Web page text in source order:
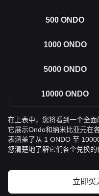
500 ONDO
1000 ONDO
5000 ONDO
10000 ONDO
在上表中，您将看到一个全面
它展示Ondo和纳米比亚元在
表涵盖了从 1 ONDO 至
您清楚地了解它们各个兑换的
立即买